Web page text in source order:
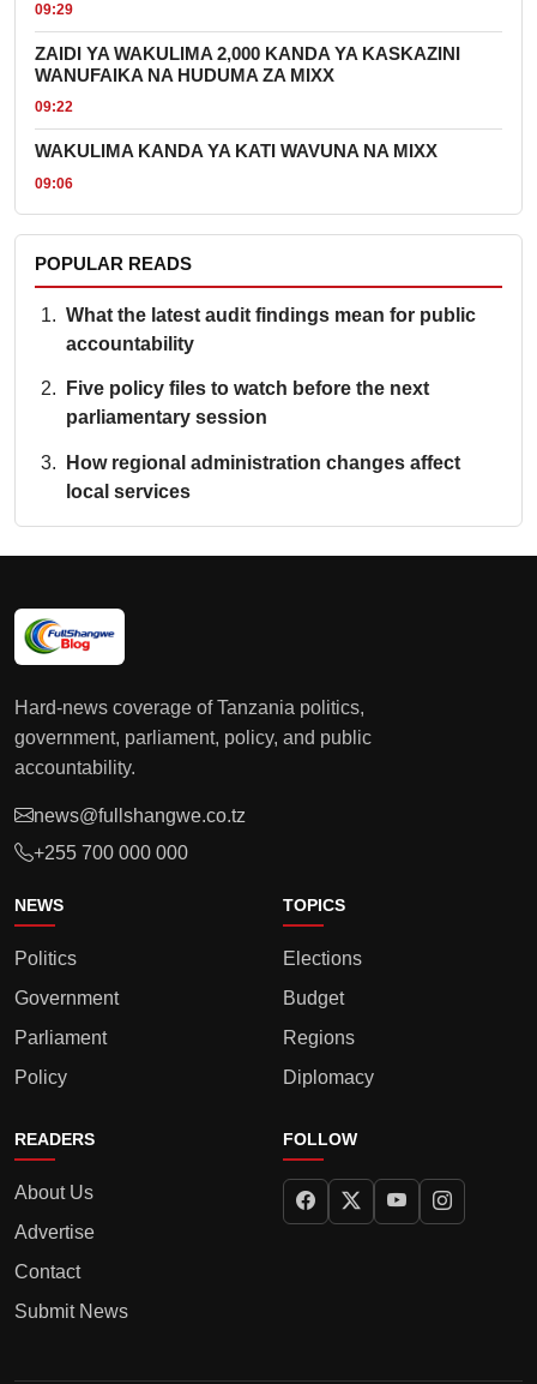
09:29
ZAIDI YA WAKULIMA 2,000 KANDA YA KASKAZINI
WANUFAIKA NA HUDUMA ZA MIXX
09:22
WAKULIMA KANDA YA KATI WAVUNA NA MIXX
09:06
POPULAR READS
What the latest audit findings mean for public
accountability
Five policy files to watch before the next
parliamentary session
How regional administration changes affect
local services
Hard-news coverage of Tanzania politics,
government, parliament, policy, and public
accountability.
news@fullshangwe.co.tz
+255 700 000 000
NEWS
Politics
Government
Parliament
Policy
TOPICS
Elections
Budget
Regions
Diplomacy
READERS
About Us
Advertise
Contact
Submit News
FOLLOW